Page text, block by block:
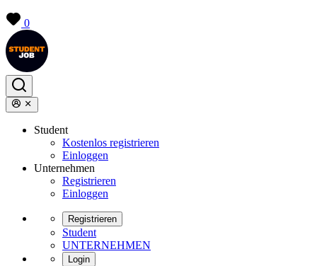
0
Student
Kostenlos registrieren
Einloggen
Unternehmen
Registrieren
Einloggen
Registrieren
Student
UNTERNEHMEN
Login